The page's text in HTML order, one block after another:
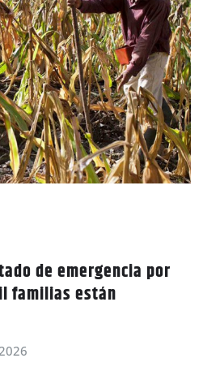
de emergencia por
familias están